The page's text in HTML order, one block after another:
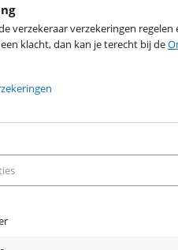
verzekeraar verzekeringen
klacht, dan kan je terecht bij de